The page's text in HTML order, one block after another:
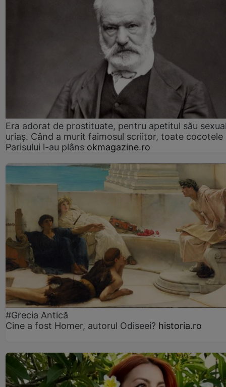
Era adorat de prostituate, pentru apetitul său
uriaș. Când a murit faimosul scriitor, toate cocotele
Parisului l-au plâns okmagazine.ro
#Grecia Antică
Cine a fost Homer, autorul Odiseei? historia.ro